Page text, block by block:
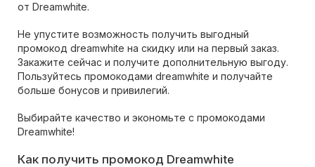
от Dreamwhite.
Не упустите возможность получить выгодный
промокод dreamwhite на скидку или на первый заказ.
Закажите сейчас и получите дополнительную выгоду.
Пользуйтесь промокодами dreamwhite и получайте
больше бонусов и привилегий.
Выбирайте качество и экономьте с промокодами
Dreamwhite!
Как получить промокод Dreamwhite